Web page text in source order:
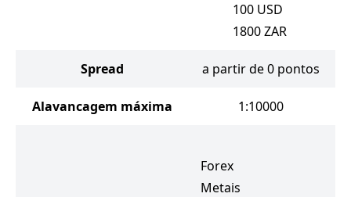
100 USD
1800 ZAR
Spread a partir de 0 pontos
Alavancagem máxima 1:10000
Forex
Metais